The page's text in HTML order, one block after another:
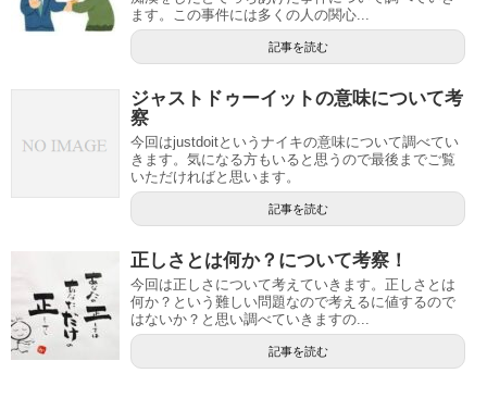
ます。この事件には多くの人の関心...
記事を読む
ジャストドゥーイットの意味について考
察
今回はjustdoitというナイキの意味について調べてい
きます。気になる方もいると思うので最後までご覧
いただければと思います。
記事を読む
正しさとは何か？について考察！
今回は正しさについて考えていきます。正しさとは
何か？という難しい問題なので考えるに値するので
はないか？と思い調べていきますの...
記事を読む